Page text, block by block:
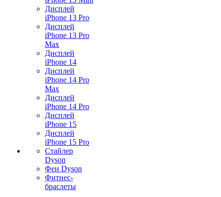
Дисплей
iPhone 13 Pro
Дисплей
iPhone 13 Pro
Max
Дисплей
iPhone 14
Дисплей
iPhone 14 Pro
Max
Дисплей
iPhone 14 Pro
Дисплей
iPhone 15
Дисплей
iPhone 15 Pro
Стайлер
Dyson
Фен Dyson
Фитнес-
браслеты